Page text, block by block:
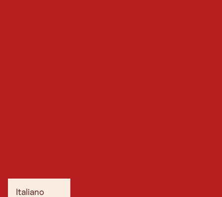
Italiano